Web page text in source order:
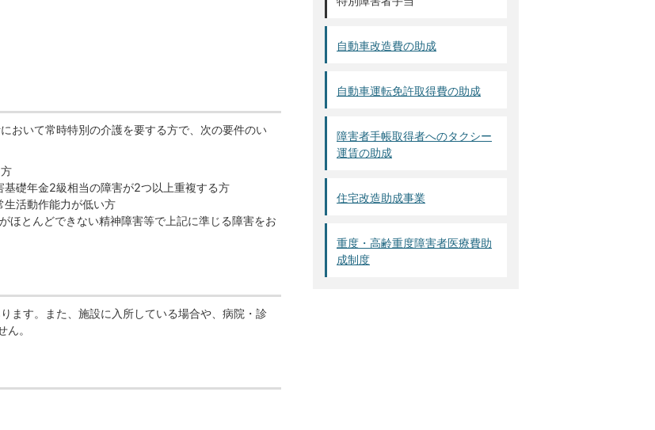
おいて常時特別の介護を要する方で、次の要件のい
礎年金2級相当の障害が2つ以上重複する方
生活動作能力が低い方
ほとんどできない精神障害等で上記に準じる障害をお
ます。また、施設に入所している場合や、病院・診
。
自動車改造費の助成
自動車運転免許取得費の助成
障害者手帳取得者へのタクシー
運賃の助成
住宅改造助成事業
重度・高齢重度障害者医療費助
成制度